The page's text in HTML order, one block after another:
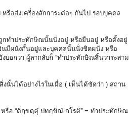
อส่งเครื่องสักการะต่อๆ กันไป รอบบุคคล
ำประทักษิณนั้นนั่งอยู่ หรือยืนอยู่ หรือตั้งอยู่
นมีผนังกั้นอยู่และบุคคลนั้นนั่งชิดผนัง หรือ
อกว่า ผู้ลากลับก็ “ทำประทักษิณสิ้นวาระสาม
นได้อย่างไรในเมื่อ ( เห็นได้ชัดว่า ) สถาน
อ “ติกฺขตฺตุํ ปทกฺขิณํ กโรติ” = ทำประทักษิณ